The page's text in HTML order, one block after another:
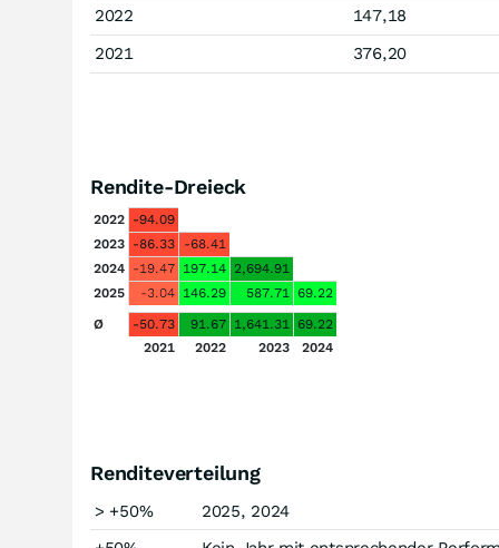
2022
147,18
2021
376,20
Rendite-Dreieck
2022 -94.09
2023 -86.33
-68.41
2024 -19.47 197.14 2,694.91
2025
-3.04 146.29 587.71 69.22
Ø
-50.73 91.67 1,641.31 69.22
2021
2022 2023 2024
Renditeverteilung
> +50%
2025, 2024